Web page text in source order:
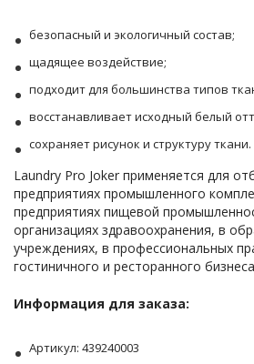
безопасный и экологичный состав;
щадящее воздействие;
подходит для большинства типов
восстанавливает исходный белый
сохраняет рисунок и структуру ткани.
Laundry Pro Joker применяется для
предприятиях промышленного
предприятиях пищевой
организациях здравоохранения, в
учреждениях, в профессиональных
гостиничного и ресторанного
Информация для заказа:
Артикул: 439240003